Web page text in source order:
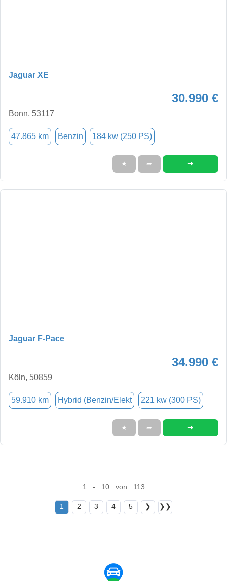
Jaguar XE
30.990 €
Bonn, 53117
47.865 km Benzin 184 kw (250 PS)
★ ➦ ➜
Jaguar F-Pace
34.990 €
Köln, 50859
59.910 km Hybrid (Benzin/Elekt 221 kw (300 PS)
★ ➦ ➜
1 - 10 von 113
1 2 3 4 5 ❯ ❯❯